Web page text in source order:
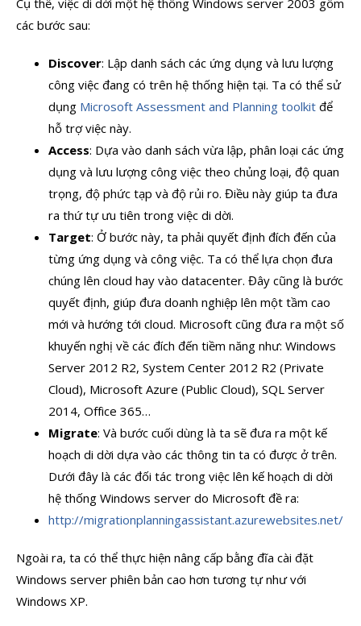
Cụ thể, việc di dời một hệ thống Windows server 2003 gồm
các bước sau:
Discover: Lập danh sách các ứng dụng và lưu lượng
công việc đang có trên hệ thống hiện tại. Ta có thể sử
dụng Microsoft Assessment and Planning toolkit để
hỗ trợ việc này.
Access: Dựa vào danh sách vừa lập, phân loại các ứng
dụng và lưu lượng công việc theo chủng loại, độ quan
trọng, độ phức tạp và độ rủi ro. Điều này giúp ta đưa
ra thứ tự ưu tiên trong việc di dời.
Target: Ở bước này, ta phải quyết định đích đến của
từng ứng dụng và công việc. Ta có thể lựa chọn đưa
chúng lên cloud hay vào datacenter. Đây cũng là bước
quyết định, giúp đưa doanh nghiệp lên một tầm cao
mới và hướng tới cloud. Microsoft cũng đưa ra một số
khuyến nghị về các đích đến tiềm năng như: Windows
Server 2012 R2, System Center 2012 R2 (Private
Cloud), Microsoft Azure (Public Cloud), SQL Server
2014, Office 365…
Migrate: Và bước cuối dùng là ta sẽ đưa ra một kế
hoạch di dời dựa vào các thông tin ta có được ở trên.
Dưới đây là các đối tác trong việc lên kế hoạch di dời
hệ thống Windows server do Microsoft đề ra:
http://migrationplanningassistant.azurewebsites.net/
Ngoài ra, ta có thể thực hiện nâng cấp bằng đĩa cài đặt
Windows server phiên bản cao hơn tương tự như với
Windows XP.